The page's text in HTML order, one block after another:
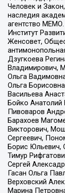
Человек и
наследия
агентство
Институт
Женсовет,
Дзугкоева
Владимирович,
Ольга
Ольга
Васильева
Бойко Анатолий
Пивоваров
Барахоев
Викторович,
Сергеевич,
Борис Юльевич,
Тимур
Сергей
Гасан Ольга
Верховский
Марина